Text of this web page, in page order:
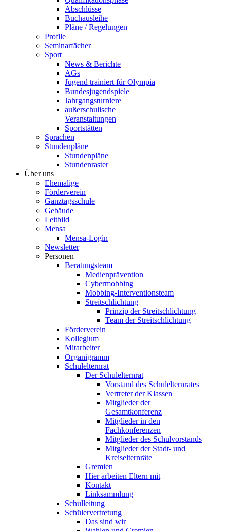
Abschlüsse
Buchausleihe
Pläne / Regelungen
Profile
Seminarfächer
Sport
News & Berichte
AGs
Jugend trainiert für Olympia
Bundesjugendspiele
Jahrgangsturniere
außerschulische
Veranstaltungen
Sportstätten
Sprachen
Stundenpläne
Stundenpläne
Stundenraster
Über uns
Ehemalige
Förderverein
Ganztagsschule
Gebäude
Leitbild
Mensa
Mensa-Login
Newsletter
Personen
Beratungsteam
Medienprävention
Cybermobbing
Mobbing-Interventionsteam
Streitschlichtung
Prinzip der Streitschlichtung
Team der Streitschlichtung
Förderverein
Kollegium
Mitarbeiter
Organigramm
Schulelternrat
Der Schulelternrat
Vorstand des Schulelternrates
Vertreter der Klassen
Mitglieder der
Gesamtkonferenz
Mitglieder in den
Fachkonferenzen
Mitglieder des Schulvorstands
Mitglieder der Stadt- und
Kreiselternräte
Gremien
Hier arbeiten Eltern mit
Kontakt
Linksammlung
Schulleitung
Schülervertretung
Das sind wir